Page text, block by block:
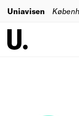
Uniavisen